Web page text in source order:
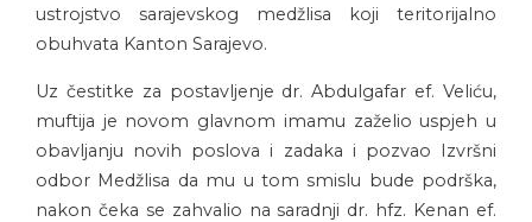
ustrojstvo sarajevskog medžlisa koji teritorijalno
obuhvata Kanton Sarajevo.
Uz čestitke za postavljenje dr. Abdulgafar ef. Veliću,
muftija je novom glavnom imamu zaželio uspjeh u
obavljanju novih poslova i zadaka i pozvao Izvršni
odbor Medžlisa da mu u tom smislu bude podrška,
nakon čeka se zahvalio na saradnji dr. hfz. Kenan ef.